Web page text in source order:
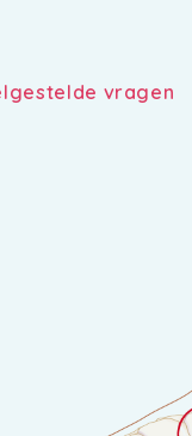
vragen